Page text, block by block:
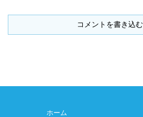
コメントを書き込む
ホーム